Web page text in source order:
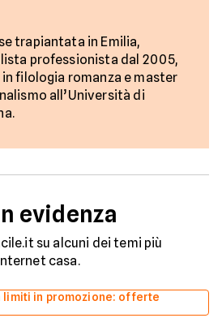
trapiantata in Emilia,
professionista dal 2005,
in filologia romanza e master
all’Università di
evidenza
su alcuni dei temi più
casa.
in promozione: offerte